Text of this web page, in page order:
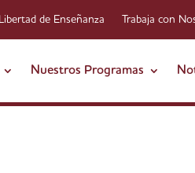
Libertad de Enseñanza Trabaja con
Nuestros Programas